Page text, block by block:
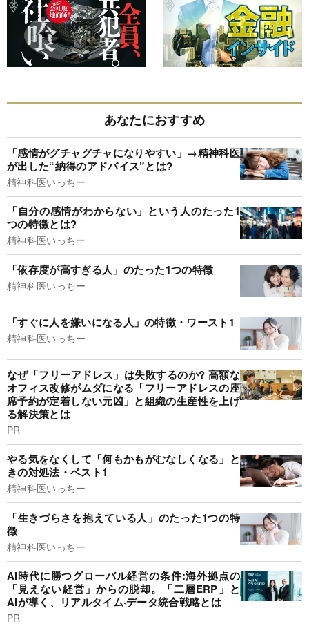
あなたにおすすめ
「感情がグチャグチャになりやすい」→精神科医
が出した“納得のアドバイス”とは?
精神科医いっちー
「自分の感情がわからない」という人のたった1
つの特徴とは?
精神科医いっちー
「依存度が高すぎる人」のたった1つの特徴
精神科医いっちー
「すぐに人を嫌いになる人」の特徴・ワースト1
精神科医いっちー
なぜ「フリーアドレス」は失敗するのか? 高額な
オフィス改修がムダになる「フリーアドレスの座
席予約が定着しない元凶」と組織の生産性を上げ
る解決策とは
PR
やる気をなくして「何もかもがむなしくなる」と
きの対処法・ベスト1
精神科医いっちー
「生きづらさを抱えている人」のたった1つの特
徴
精神科医いっちー
AI時代に勝つグローバル経営の条件:海外拠点の
「見えない経営」からの脱却。「二層ERP」と
AIが導く、リアルタイム·データ統合戦略とは
PR